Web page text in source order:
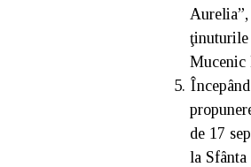
ţinuturile
Mucenic
de 17
la